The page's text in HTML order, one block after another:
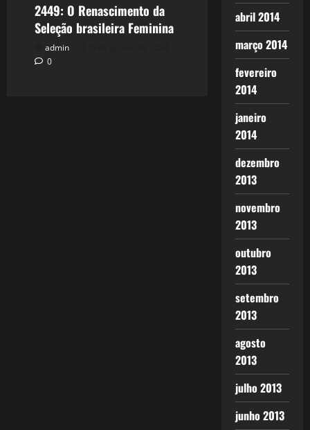
2449: O Renascimento da
Seleção brasileira Feminina
admin
0
abril 2014
março 2014
fevereiro
2014
janeiro
2014
dezembro
2013
novembro
2013
outubro
2013
setembro
2013
agosto
2013
julho 2013
junho 2013